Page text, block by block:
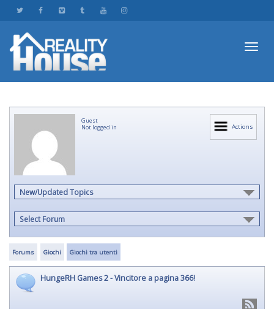
Actions
Guest
Not logged in
New/Updated Topics
Select Forum
Forums Giochi Giochi tra utenti
HungeRH Games 2 - Vincitore a pagina 366!